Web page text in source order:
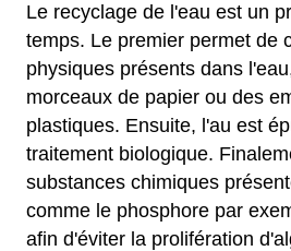
Le recyclage de l'eau est un
temps. Le premier permet de
physiques présents dans
morceaux de papier ou des
plastiques. Ensuite, l'au est
traitement biologique.
substances chimiques
comme le phosphore par
afin d'éviter la prolifération